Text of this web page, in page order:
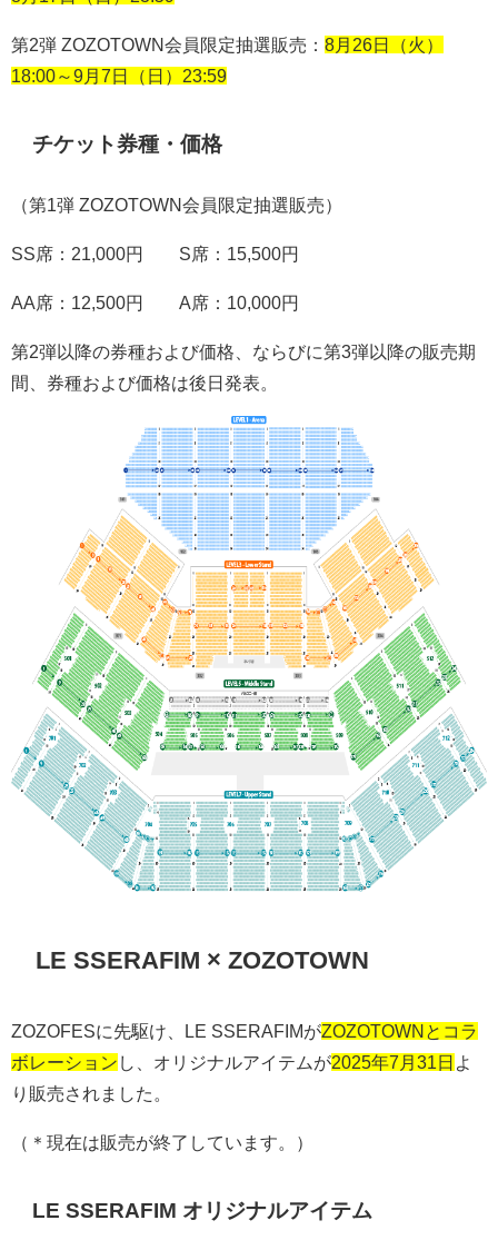
第2弾 ZOZOTOWN会員限定抽選販売： 8月26日（火）
18:00～9月7日（日）23:59
チケット券種・価格
（第1 弾 ZOZOTOWN会員限定抽選販売）
SS席： 21,000円 S席： 15,500円
AA席： 12,500円 A席： 10,000円
第2弾以降の券種および価格、ならびに第3弾以降の販売期
間、券種および価格は後日発表。
LE SSERAFIM × ZOZOTOWN
ZOZOFESに先駆け、 LE SSERAFIMがZOZOTOWNとコラ
ボレーション し、オリジナルアイテムが2025年7月31日 よ
り販売されました。
（＊現在は販売が終了しています。）
LE SSERAFIM オリジナルアイテム